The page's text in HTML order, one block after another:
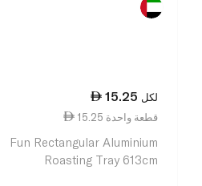
15.25 لكل
15.25 قطعة واحدة
Fun Rectangular Aluminium
Roasting Tray 613cm